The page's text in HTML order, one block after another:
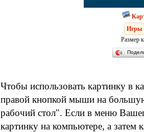
Игры
Размер
Чтобы использовать картинку в
правой кнопкой мыши на
рабочий стол". Если в меню
картинку на компьютере, а затем